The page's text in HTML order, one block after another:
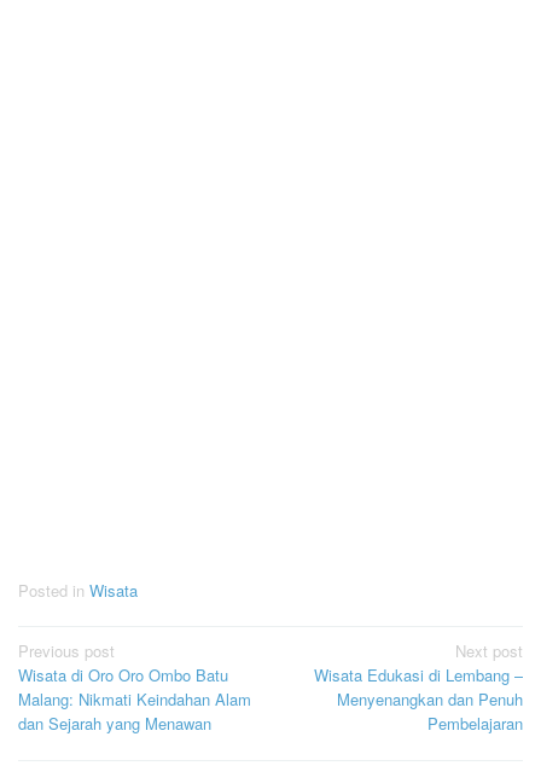
Posted in Wisata
Post
navigation
Previous post
Wisata di Oro Oro Ombo Batu
Malang: Nikmati Keindahan Alam
dan Sejarah yang Menawan
Next post
Wisata Edukasi di Lembang –
Menyenangkan dan Penuh
Pembelajaran